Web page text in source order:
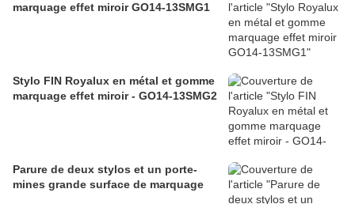
marquage effet miroir GO14-13SMG1
Stylo FIN Royalux en métal et gomme
marquage effet miroir - GO14-13SMG2
Parure de deux stylos et un porte-
mines grande surface de marquage